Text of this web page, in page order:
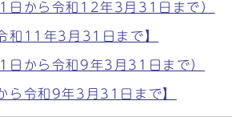
日から令和12年3月31日まで）
和11年3月31日まで】
日から令和9年3月31日まで）
ら令和9年3月31日まで】